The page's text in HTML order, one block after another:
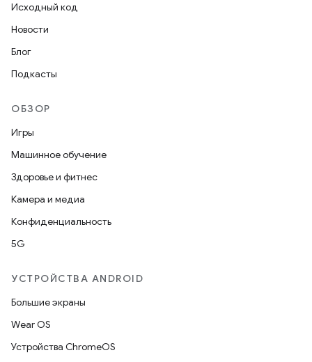
Исходный код
Новости
Блог
Подкасты
ОБЗОР
Игры
Машинное обучение
Здоровье и фитнес
Камера и медиа
Конфиденциальность
5G
УСТРОЙСТВА ANDROID
Большие экраны
Wear OS
Устройства ChromeOS